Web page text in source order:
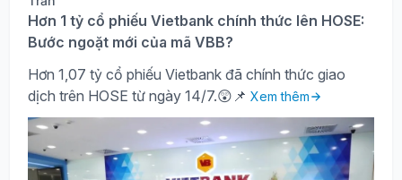
Hơn 1 tỷ cổ phiếu Vietbank chính thức lên HOSE:
Bước ngoặt mới của mã VBB?
Hơn 1,07 tỷ cổ phiếu Vietbank đã chính thức giao
dịch trên HOSE từ ngày 14/7.😲📌 Xem thêm